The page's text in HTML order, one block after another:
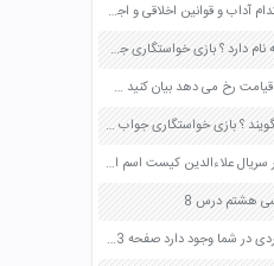
برای معاشرت در فضای مجازی کدام آداب و قوانین اخلاقی و اجتماعی را باید رعایت کرد؟ صفحه 168 تفکر و سواد رسانه ای دهم
بزرگترین جزیره دریای مدیترانه چه نام دارد ؟ بازی خواستگاری جواب پاسخ
برخی از وقایعی که در مرحله دوم قیامت رخ می دهد بیان کنید صفحه 80 دین و زندگی دهم
بیماری عفونت در زخم را چه می گویند ؟ بازی خواستگاری جواب پاسخ
بیوگرافی بازیگر نقش علاالدین در سریال علاءالدین کیست اسم اصلی واقعی زندگینامه
هشتم درس 8
تا چه اندازه ویژگی های توحید فردی در شما وجود دارد صفحه 33 دین و زندگی دوازدهم